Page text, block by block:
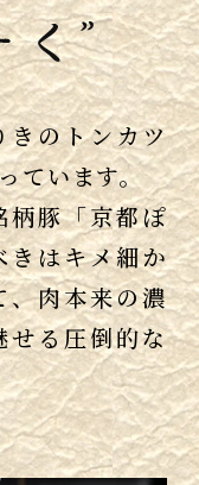
きのトンカツ
ています。
柄豚「京都ぽ
きはキメ細か
、肉本来の濃
せる圧倒的な